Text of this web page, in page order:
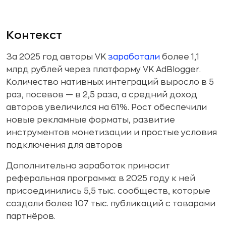
Контекст
За 2025 год авторы VK заработали более 1,1
млрд рублей через платформу VK AdBlogger.
Количество нативных интеграций выросло в 5
раз, посевов — в 2,5 раза, а средний доход
авторов увеличился на 61%. Рост обеспечили
новые рекламные форматы, развитие
инструментов монетизации и простые условия
подключения для авторов
Дополнительно заработок приносит
реферальная программа: в 2025 году к ней
присоединились 5,5 тыс. сообществ, которые
создали более 107 тыс. публикаций с товарами
партнёров.